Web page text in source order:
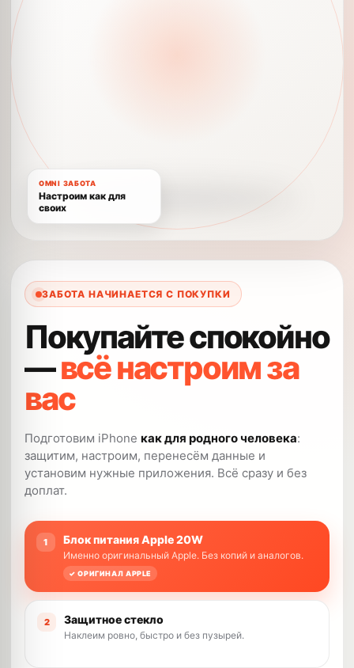
ЗАБОТА НАЧИНАЕТСЯ С ПОКУПКИ
Покупайте спокойно
—всё настроим за
вас
Подготовим iPhone как для родного человека:
защитим, настроим, перенесём данные и
установим нужные приложения. Всё сразу и без
доплат.
1 Блок питания Apple 20W
Именно оригинальный Apple. Без копий и аналогов.
✓ ОРИГИНАЛ APPLE
2 Защитное стекло
Наклеим ровно, быстро и без пузырей.
OMNI ЗАБОТА
Настроим как для
своих